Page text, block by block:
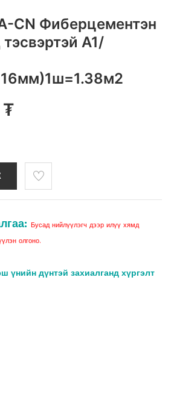
CN Фиберцементэн
A1/
₮
Бусад нийлүүлэгч дээр илүү хямд
олгоно.
үнийн дүнтэй захиалганд хүргэлт